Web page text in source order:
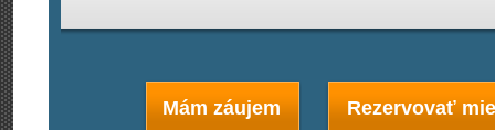
Mám záujem Rezervovať